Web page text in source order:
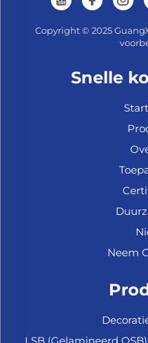
Copyright © 2025
Snelle
Neem
LSB (Gelamineerd